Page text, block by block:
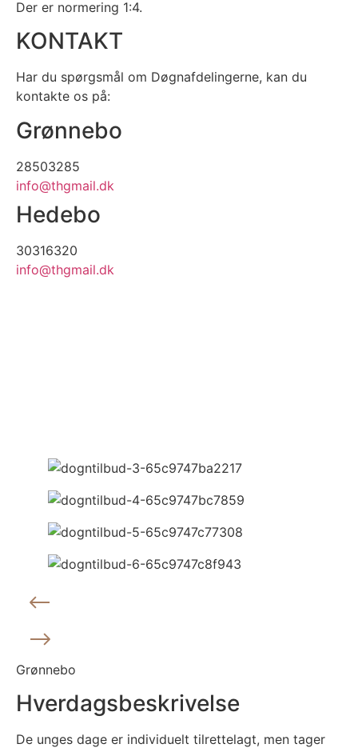
Der er normering 1:4.
KONTAKT
Har du spørgsmål om Døgnafdelingerne, kan du
kontakte os på:
Grønnebo
28503285
info@thgmail.dk
Hedebo
30316320
info@thgmail.dk
Grønnebo
Hverdagsbeskrivelse
De unges dage er individuelt tilrettelagt, men tager